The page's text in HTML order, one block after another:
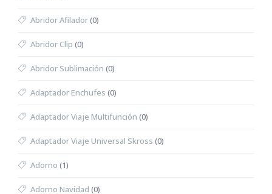
Abridor Afilador(0)
Abridor Clip (0)
Abridor Sublimación (0)
Adaptador Enchufes (0)
Adaptador Viaje Multifunción (0)
Adaptador Viaje Universal Skross (0)
Adorno (1)
Adorno Navidad (0)